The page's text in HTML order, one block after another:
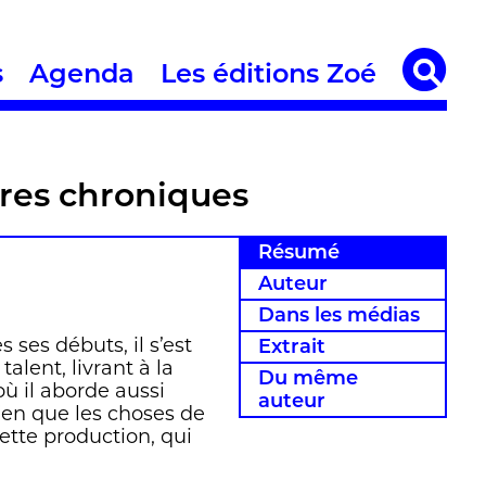
Agenda Les éditions Zoé
chroniques
Résumé
Auteur
Dans les médias
Extrait
Du même
auteur
ses débuts, il s’est
livrant à la
il aborde aussi
que les choses de
production, qui